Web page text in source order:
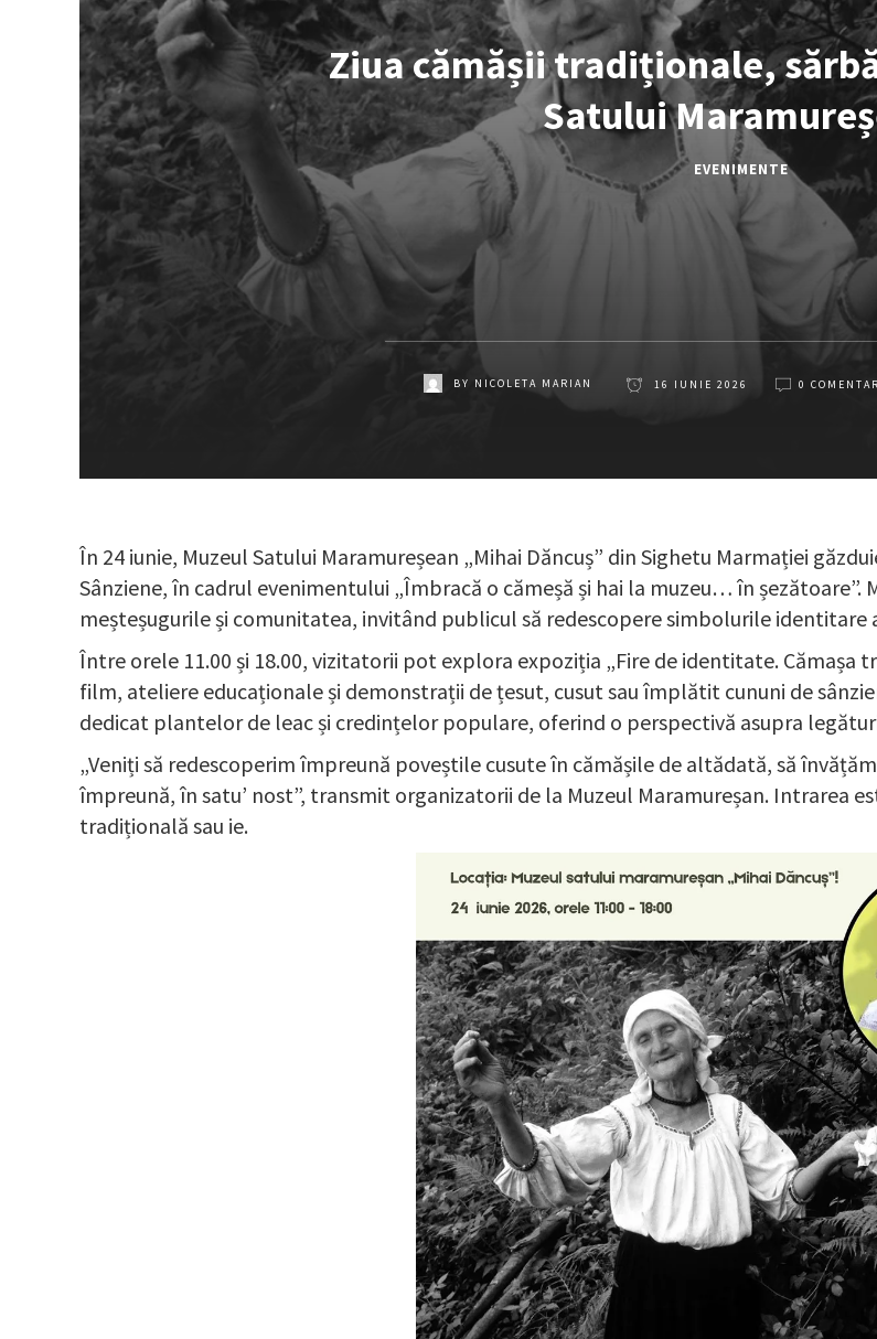
Ziua cămășii tradiționale,
Satului
EVENIMENTE
BY NICOLETA MARIAN 16 IUNIE 2026 0
În 24 iunie, Muzeul Satului Maramureșean „Mihai Dăncuș” din Sighetu Marmației
Sânziene, în cadrul evenimentului „Îmbracă o cămeșă și hai la muzeu… în
meșteșugurile și comunitatea, invitând publicul să redescopere simbolurile identitare
Între orele 11.00 și 18.00, vizitatorii pot explora expoziția „Fire de identitate.
film, ateliere educaționale și demonstrații de țesut, cusut sau împlătit cununi de
dedicat plantelor de leac și credințelor populare, oferind o perspectivă asupra
„Veniți să redescoperim împreună poveștile cusute în cămășile de altădată, să
împreună, în satu’ nost”, transmit organizatorii de la Muzeul Maramureșan. Intrarea
tradițională sau ie.